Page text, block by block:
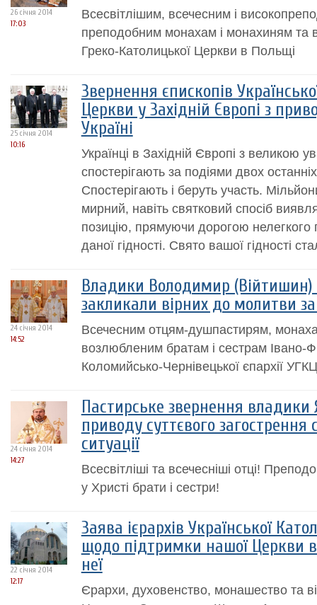
26 січня 2014
17:03
Всесвітлішим, всечесним і
преподобним монахам і монахиням та
Греко-Католицької Церкви в Польщі
25 січня 2014
10:16
Звернення єпископів
Церкви у Західній Європі з
Україні
Українці в Західній Європі з великою
спостерігають за подіями двох останніх
Спостерігають і беруть участь.
мирний, навіть святковий спосіб
позицію, прямуючи дорогою
даної гідності. Свято вашої гідності
24 січня 2014
14:52
Владики Володимир (Війтишин)
закликали вірних до молитви
Всечесним отцям-душпастирям,
возлюбленим братам і сестрам Івано-
Коломийсько-Чернівецької єпархії
24 січня 2014
14:27
Пастирське звернення владики
приводу суттєвого загострення
ситуації
Всесвітліші та всечесніші отці!
у Христі брати і сестри!
22 січня 2014
12:17
Заява ієрархів Української
щодо підтримки нашої Церкви в
неї
Єрархи, духовенство, монашество та